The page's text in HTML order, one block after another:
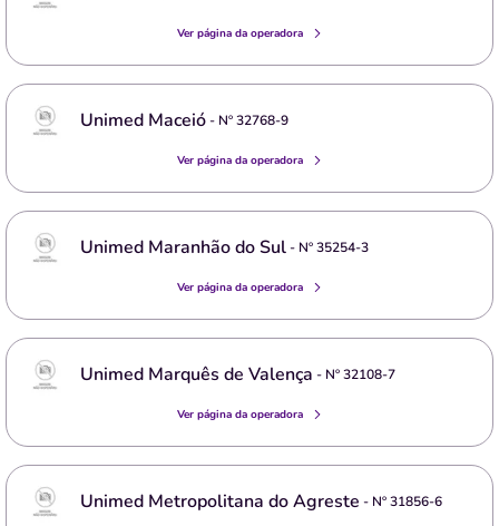
Ver página da operadora
Unimed Maceió- Nº32768-9
Ver página da operadora
Unimed Maranhão do Sul- Nº35254-3
Ver página da operadora
Unimed Marquês de Valença - Nº32108-7
Ver página da operadora
Unimed Metropolitana do Agreste - Nº31856-6